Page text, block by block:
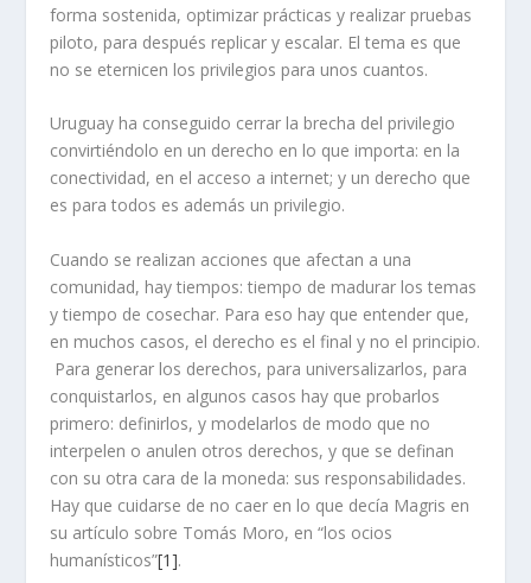
forma sostenida, optimizar prácticas y realizar pruebas
piloto, para después replicar y escalar. El tema es que
no se eternicen los privilegios para unos cuantos.
Uruguay ha conseguido cerrar la brecha del privilegio
convirtiéndolo en un derecho en lo que importa: en la
conectividad, en el acceso a internet; y un derecho que
es para todos es además un privilegio.
Cuando se realizan acciones que afectan a una
comunidad, hay tiempos: tiempo de madurar los temas
y tiempo de cosechar. Para eso hay que entender que,
en muchos casos, el derecho es el final y no el principio.
Para generar los derechos, para universalizarlos, para
conquistarlos, en algunos casos hay que probarlos
primero: definirlos, y modelarlos de modo que no
interpelen o anulen otros derechos, y que se definan
con su otra cara de la moneda: sus responsabilidades.
Hay que cuidarse de no caer en lo que decía Magris en
su artículo sobre Tomás Moro, en “los ocios
humanísticos”[1].